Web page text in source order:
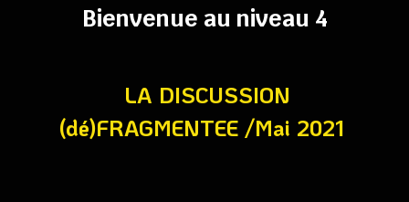
Bienvenue au niveau 4
LA DISCUSSION
(dé)FRAGMENTEE /Mai 2021